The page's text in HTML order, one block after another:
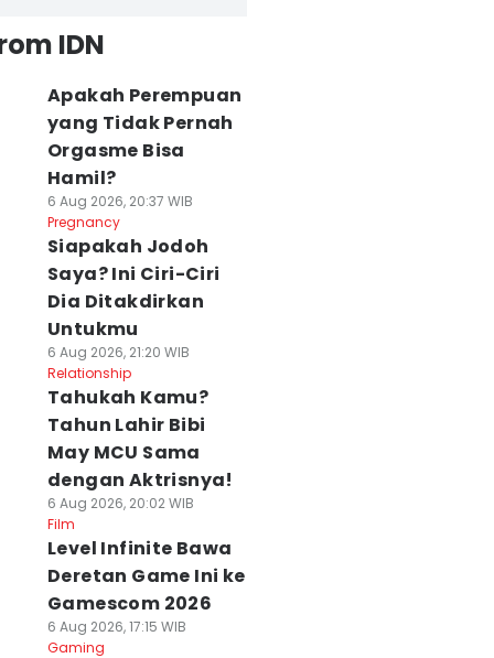
IDN
Apakah Perempuan
yang Tidak Pernah
Orgasme Bisa
Hamil?
6 Aug 2026, 20:37 WIB
Pregnancy
Siapakah Jodoh
Saya? Ini Ciri-Ciri
Dia Ditakdirkan
Untukmu
6 Aug 2026, 21:20 WIB
Relationship
Tahukah Kamu?
Tahun Lahir Bibi
May MCU Sama
dengan Aktrisnya!
6 Aug 2026, 20:02 WIB
Film
Level Infinite Bawa
Deretan Game Ini ke
Gamescom 2026
6 Aug 2026, 17:15 WIB
Gaming